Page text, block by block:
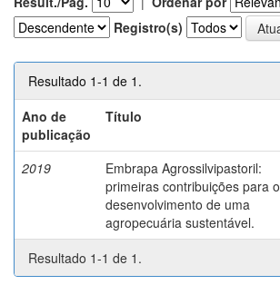
Registro(s)
Resultado 1-1 de 1.
Ano de
publicação
Título
2019
Embrapa Agrossilvipastoril:
primeiras contribuições para o
desenvolvimento de uma
agropecuária sustentável.
Resultado 1-1 de 1.